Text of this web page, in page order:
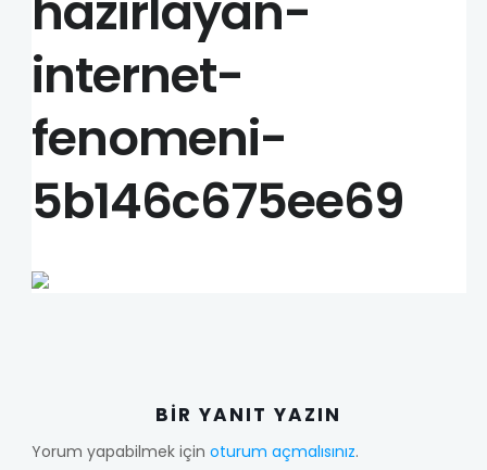
internet-
fenomeni-
5b146c675ee69
BIR YANIT YAZIN
Yorum yapabilmek için oturum açmalısınız.